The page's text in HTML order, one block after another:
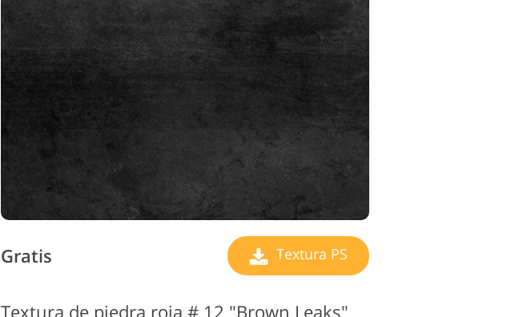
Gratis Textura PS
Textura de piedra roja # 12 "Brown Leaks"